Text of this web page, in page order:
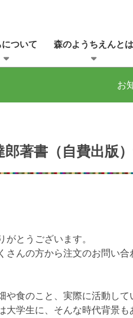
ついて 森のようちえんとは
お
郎著書（自費出版
とうございます。
んの方から注文のお問い
食のこと、実際に活動して
学生に、そんな時代背景